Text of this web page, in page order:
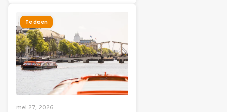
Te doen
mei 27, 2026